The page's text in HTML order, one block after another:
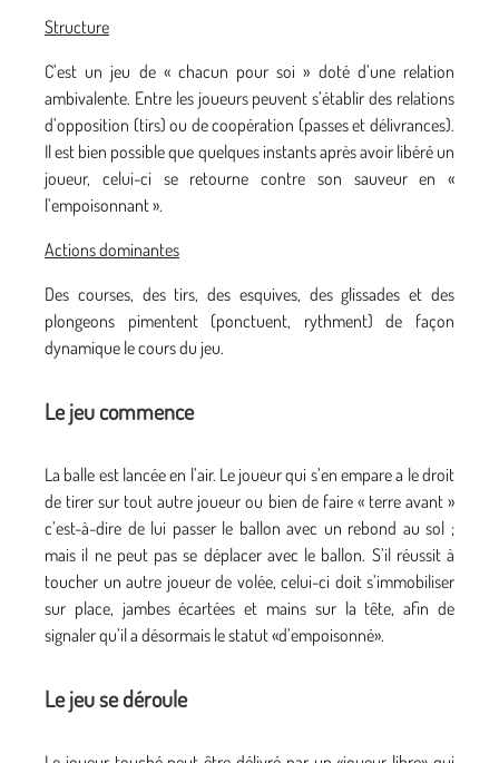
Structure
C’est un jeu de « chacun pour soi » doté d’une relation
ambivalente. Entre les joueurs peuvent s’établir des relations
d’opposition (tirs) ou de coopération (passes et délivrances).
Il est bien possible que quelques instants après avoir libéré un
joueur, celui-ci se retourne contre son sauveur en «
l’empoisonnant ».
Actions dominantes
Des courses, des tirs, des esquives, des glissades et des
plongeons pimentent (ponctuent, rythment) de façon
dynamique le cours du jeu.
Le jeu commence
La balle est lancée en l’air. Le joueur qui s’en empare a le droit
de tirer sur tout autre joueur ou bien de faire « terre avant »
c’est-à-dire de lui passer le ballon avec un rebond au sol ;
mais il ne peut pas se déplacer avec le ballon. S’il réussit à
toucher un autre joueur de volée, celui-ci doit s’immobiliser
sur place, jambes écartées et mains sur la tête, afin de
signaler qu’il a désormais le statut «d’empoisonné».
Le jeu se déroule